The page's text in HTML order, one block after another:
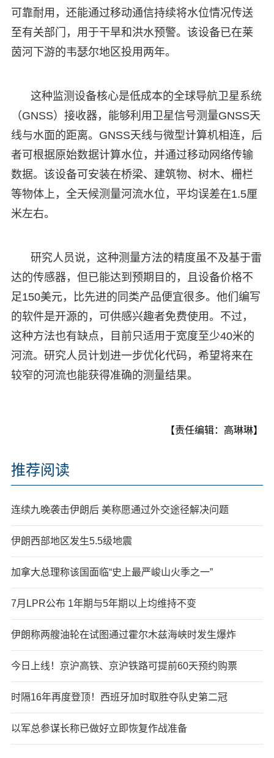
可靠耐用，还能通过移动通信持续将水位情况传送
至有关部门，用于干旱和洪水预警。该设备已在莱
茵河下游的韦瑟尔地区投用两年。
这种监测设备核心是低成本的全球导航卫星系统
（GNSS）接收器，能够利用卫星信号测量GNSS天
线与水面的距离。GNSS天线与微型计算机相连，后
者可根据原始数据计算水位，并通过移动网络传输
数据。该设备可安装在桥梁、建筑物、树木、栅栏
等物体上，全天候测量河流水位，平均误差在1.5厘
米左右。
研究人员说，这种测量方法的精度虽不及基于雷
达的传感器，但已能达到预期目的，且设备价格不
足150美元，比先进的同类产品便宜很多。他们编写
的软件是开源的，可供感兴趣者免费使用。不过，
这种方法也有缺点，目前只适用于宽度至少40米的
河流。研究人员计划进一步优化代码，希望将来在
较窄的河流也能获得准确的测量结果。
【责任编辑：高琳琳】
推荐阅读
连续九晚袭击伊朗后 美称愿通过外交途径解决问题
伊朗西部地区发生5.5级地震
加拿大总理称该国面临“史上最严峻山火季之一”
7月LPR公布 1年期与5年期以上均维持不变
伊朗称两艘油轮在试图通过霍尔木兹海峡时发生爆炸
今日上线！京沪高铁、京沪铁路可提前60天预约购票
时隔16年再度登顶！西班牙加时取胜夺队史第二冠
以军总参谋长称已做好立即恢复作战准备